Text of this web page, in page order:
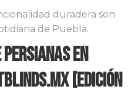
duradera son
de Puebla.
Persianas en
[Edición